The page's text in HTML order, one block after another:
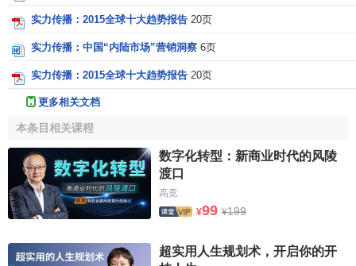
实力传播：2015全球十大趋势报告 20页
实力传播：中国“内陆市场”营销洞察 6页
实力传播：2015全球十大趋势报告 20页
更多相关文档
本条目相关课程
数字化转型：新商业时代的风陵
渡口
高竞
¥99 ¥199
超实用人生规划术，开启你的开